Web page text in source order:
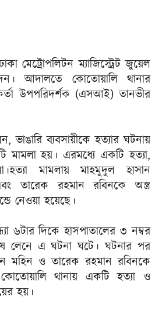
মেট্রোপলিটন ম্যাজিস্ট্রেট জুয়েল
আদালতে কোতোয়ালি থানার
উপপরিদর্শক (এসআই) তানভীর
ব্যবসায়ীকে হত্যার ঘটনায়
মামলা হয়। এরমধ্যে একটি হত্যা,
মামলায় মাহমুদুল হাসান
তারেক রহমান রবিনকে অস্ত্র
নেওয়া হয়েছে।
৬টার দিকে হাসপাতালের ৩ নম্বর
লেনে এ ঘটনা ঘটে। ঘটনার পর
মহিন ও তারেক রহমান রবিনকে
থানায় একটি হত্যা ও
হয়।